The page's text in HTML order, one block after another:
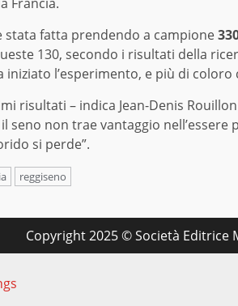
stata fatta prendendo a campione
130, secondo i risultati della
iniziato l’esperimento, e più di coloro
risultati – indica Jean-Denis
seno non trae vantaggio
si perde”.
reggiseno
Copyright 2025 © Società Editrice